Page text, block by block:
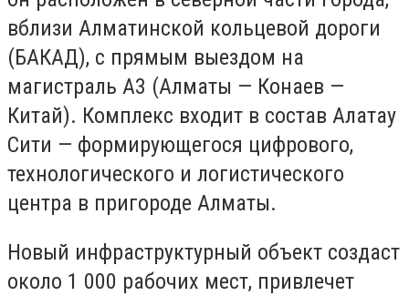
вблизи Алматинской кольцевой дороги
(БАКАД), с прямым выездом на
магистраль А3 (Алматы — Конаев —
Китай). Комплекс входит в состав Алатау
Сити — формирующегося цифрового,
технологического и логистического
центра в пригороде Алматы.
Новый инфраструктурный объект создаст
около 1 000 рабочих мест, привлечет